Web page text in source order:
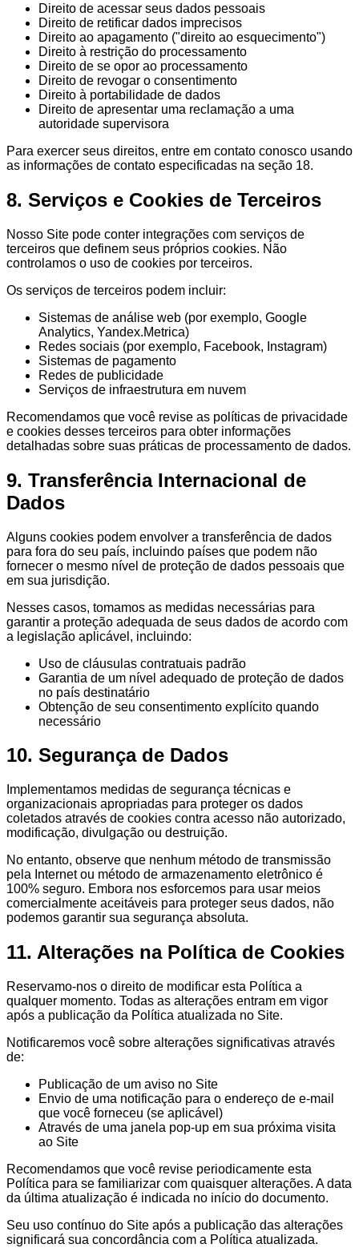
Direito de acessar seus dados pessoais
Direito de retificar dados imprecisos
Direito ao apagamento ("direito ao esquecimento")
Direito à restrição do processamento
Direito de se opor ao processamento
Direito de revogar o consentimento
Direito à portabilidade de dados
Direito de apresentar uma reclamação a uma
autoridade supervisora
Para exercer seus direitos, entre em contato conosco usando
as informações de contato especificadas na seção 18.
8. Serviços e Cookies de Terceiros
Nosso Site pode conter integrações com serviços de
terceiros que definem seus próprios cookies. Não
controlamos o uso de cookies por terceiros.
Os serviços de terceiros podem incluir:
Sistemas de análise web (por exemplo, Google
Analytics, Yandex.Metrica)
Redes sociais (por exemplo, Facebook, Instagram)
Sistemas de pagamento
Redes de publicidade
Serviços de infraestrutura em nuvem
Recomendamos que você revise as políticas de privacidade
e cookies desses terceiros para obter informações
detalhadas sobre suas práticas de processamento de dados.
9. Transferência Internacional de
Dados
Alguns cookies podem envolver a transferência de dados
para fora do seu país, incluindo países que podem não
fornecer o mesmo nível de proteção de dados pessoais que
em sua jurisdição.
Nesses casos, tomamos as medidas necessárias para
garantir a proteção adequada de seus dados de acordo com
a legislação aplicável, incluindo:
Uso de cláusulas contratuais padrão
Garantia de um nível adequado de proteção de dados
no país destinatário
Obtenção de seu consentimento explícito quando
necessário
10. Segurança de Dados
Implementamos medidas de segurança técnicas e
organizacionais apropriadas para proteger os dados
coletados através de cookies contra acesso não autorizado,
modificação, divulgação ou destruição.
No entanto, observe que nenhum método de transmissão
pela Internet ou método de armazenamento eletrônico é
100% seguro. Embora nos esforcemos para usar meios
comercialmente aceitáveis para proteger seus dados, não
podemos garantir sua segurança absoluta.
11. Alterações na Política de Cookies
Reservamo-nos o direito de modificar esta Política a
qualquer momento. Todas as alterações entram em vigor
após a publicação da Política atualizada no Site.
Notificaremos você sobre alterações significativas através
de:
Publicação de um aviso no Site
Envio de uma notificação para o endereço de e-mail
que você forneceu (se aplicável)
Através de uma janela pop-up em sua próxima visita
ao Site
Recomendamos que você revise periodicamente esta
Política para se familiarizar com quaisquer alterações. A data
da última atualização é indicada no início do documento.
Seu uso contínuo do Site após a publicação das alterações
significará sua concordância com a Política atualizada.